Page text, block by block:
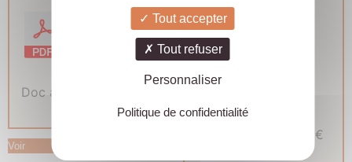
Tout accepter
Tout refuser
Personnaliser
Politique de confidentialité
Doc à l'unité :
Voir
conditions de
travail
€